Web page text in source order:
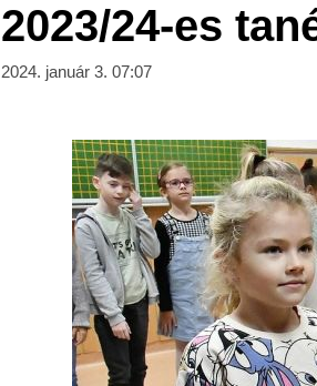
2023/24-es
2024. január 3. 07:07